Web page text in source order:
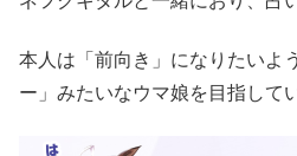
本人は「前向き」になりたいよ
ー」みたいなウマ娘を目指して